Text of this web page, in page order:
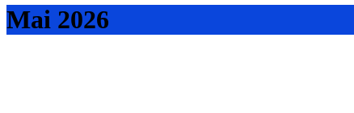
Mai 2026